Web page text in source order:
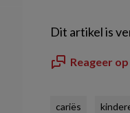
Dit artikel is
Reageer
cariës